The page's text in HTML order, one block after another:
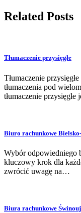
Related Posts
Tłumaczenie przysięgłe
Tłumaczenie
tłumaczenia pod
tłumaczenie
Biuro rachunkowe
Wybór odpowiedniego
kluczowy krok dla
zwrócić uwagę na…
Biura rachunkowe